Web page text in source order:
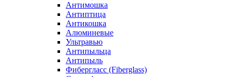
Антимошка
Антиптица
Антикошка
Алюминевые
Ультравью
Антипыльца
Антипыль
Фибергласс (Fiberglass)